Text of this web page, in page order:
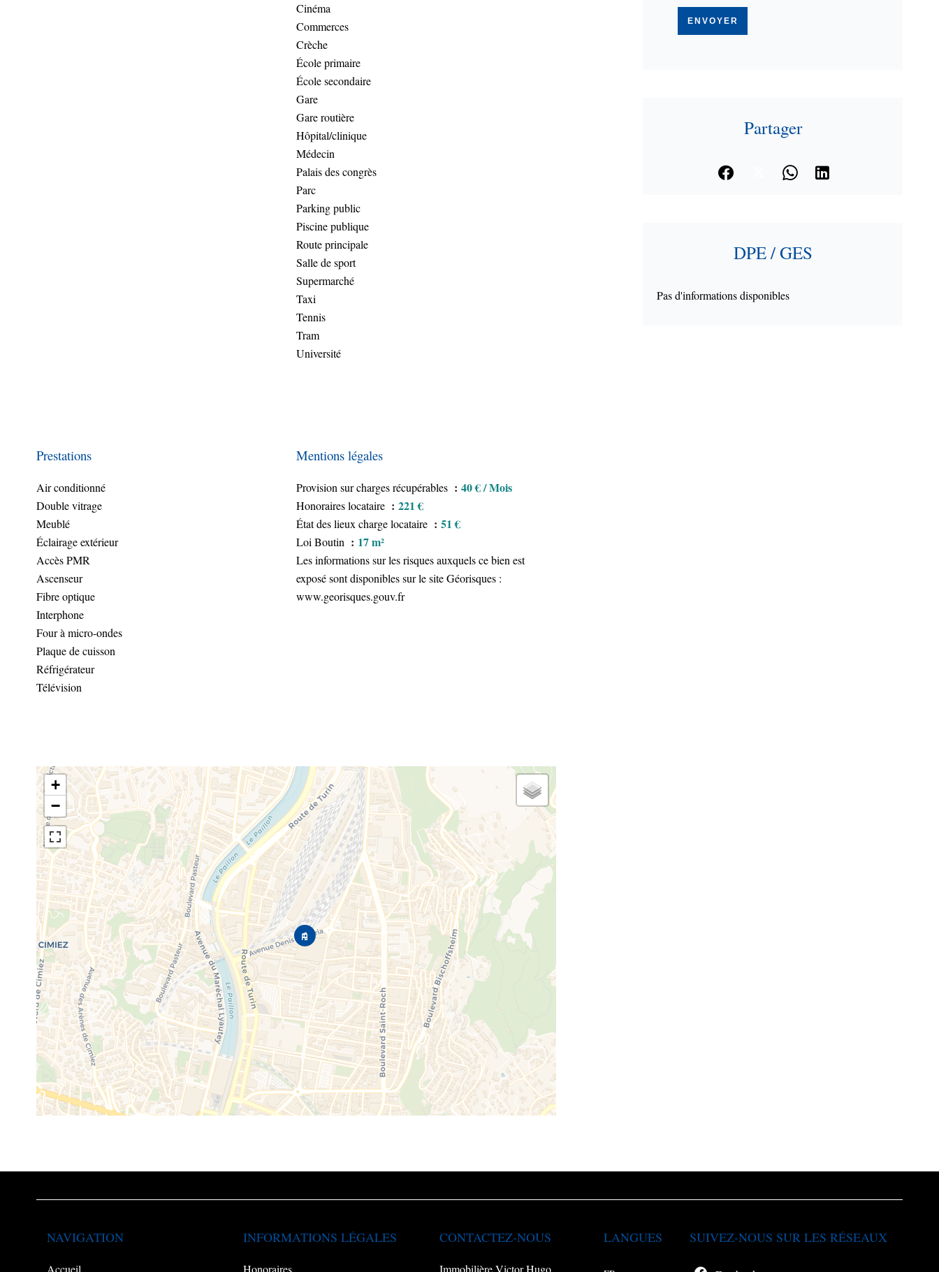
Cinéma
Commerces
Crèche
École primaire
École secondaire
Gare
Gare routière
Hôpital/clinique
Médecin
Palais des congrès
Parc
Parking public
Piscine publique
Route principale
Salle de sport
Supermarché
Taxi
Tennis
Tram
Université
Prestations
Air conditionné
Double vitrage
Meublé
Éclairage extérieur
Accès PMR
Ascenseur
Fibre optique
Interphone
Four à micro-ondes
Plaque de cuisson
Réfrigérateur
Télévision
Mentions légales
Provision sur charges récupérables 40 € / Mois
Honoraires locataire 221 €
État des lieux charge locataire 51 €
Loi Boutin 17 m²
Les informations sur les risques auxquels ce bien est
exposé sont disponibles sur le site Géorisques :
www.georisques.gouv.fr
+
−
ENVOYER
Partager
DPE / GES
Pas d'informations disponibles
NAVIGATION
Accueil
INFORMATIONS LÉGALES
Honoraires
CONTACTEZ-NOUS
Immobilière Victor Hugo
LANGUES SUIVEZ-NOUS SUR LES RÉSEAUX